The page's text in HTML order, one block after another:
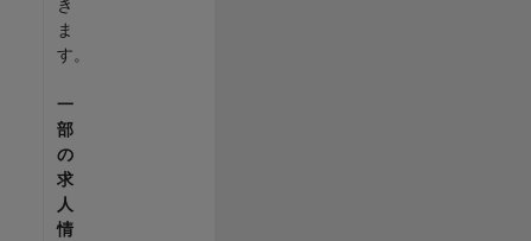
き
ま
す。
一
部
の
求
人
情